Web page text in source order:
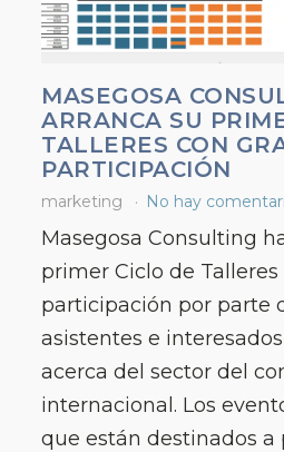
MASEGOSA
ARRANCA SU
TALLERES CON
PARTICIPACIÓN
marketing No hay
Masegosa Consulting
primer Ciclo de
participación por parte
asistentes e
acerca del sector del
internacional. Los
que están destinados a